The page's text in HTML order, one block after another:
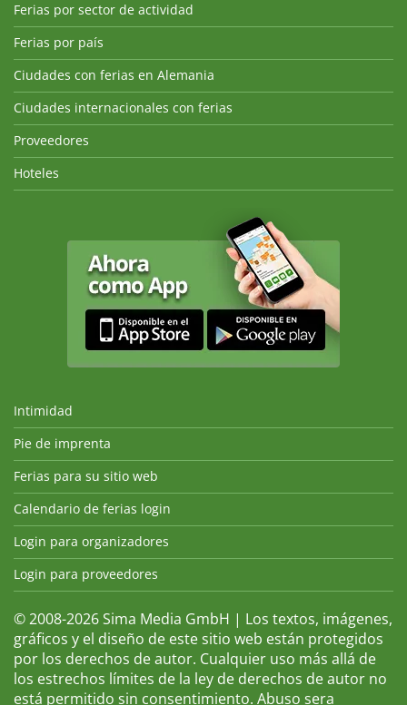
Ferias por sector de actividad
Ferias por país
Ciudades con ferias en Alemania
Ciudades internacionales con ferias
Proveedores
Hoteles
Intimidad
Pie de imprenta
Ferias para su sitio web
Calendario de ferias login
Login para organizadores
Login para proveedores
© 2008-2026 Sima Media GmbH | Los textos, imágenes,
gráficos y el diseño de este sitio web están protegidos
por los derechos de autor. Cualquier uso más allá de
los estrechos límites de la ley de derechos de autor no
está permitido sin consentimiento. Abuso sera